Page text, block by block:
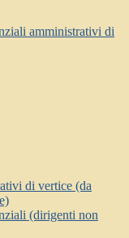
amministrativi di
di vertice (da
(dirigenti non